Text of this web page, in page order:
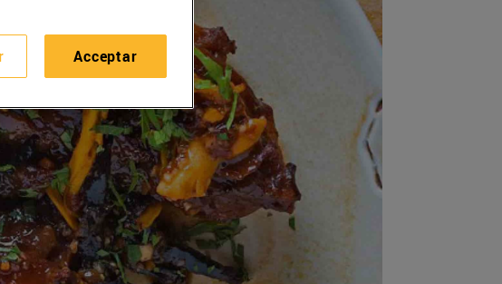
Acceptar